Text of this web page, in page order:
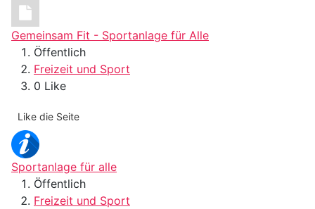
Gemeinsam Fit - Sportanlage für Alle
Öffentlich
Freizeit und Sport
0 Like
Like die Seite
Sportanlage für alle
Öffentlich
Freizeit und Sport